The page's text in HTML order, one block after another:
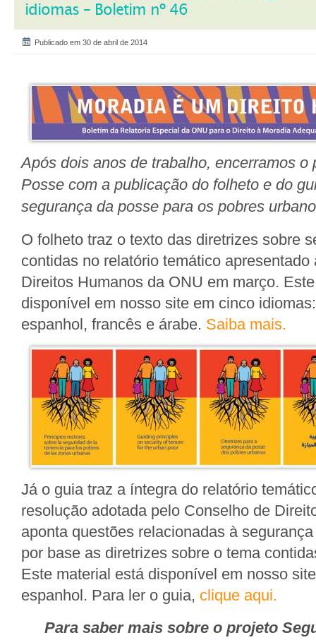
idiomas – Boletim nº 46
Publicado em 30 de abril de 2014
Após dois anos de trabalho, encerramos o
Posse com a publicação do folheto e do
segurança da posse para os pobres
O folheto traz o texto das diretrizes sobre
contidas no relatório temático apresentado
Direitos Humanos da ONU em março.
disponível em nosso site em cinco
espanhol, francês e árabe. Saiba mais.
Já o guia traz a íntegra do relatório
resolução adotada pelo Conselho de
aponta questões relacionadas à
por base as diretrizes sobre o tema
Este material está disponível em nosso
espanhol. Para ler o guia, clique aqui.
Para saber mais sobre o projeto